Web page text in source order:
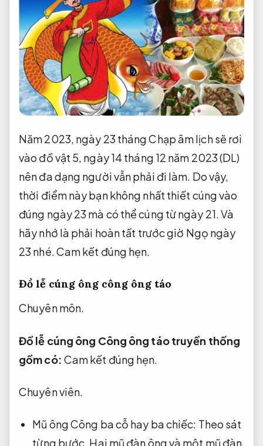
Năm 2023, ngày 23 tháng Chạp âm lịch sẽ rơi
vào đồ vật 5, ngày 14 tháng 12 năm 2023 (DL)
nên đa dạng người vẫn phải đi làm. Do vậy,
thời điểm này bạn không nhất thiết cúng vào
đúng ngày 23 mà có thể cúng từ ngày 21. Và
hãy nhớ là phải hoàn tất trước giờ Ngọ ngày
23 nhé.Cam kết đúng hẹn.
Đồ lễ cúng ông công ông táo
Chuyên môn.
Đồ lễ cúng ông Công ông táo truyền thống
gồm có: Cam kết đúng hẹn.
Chuyên viên.
Mũ ông Công ba cỗ hay ba chiếc: Theo sát
từng bước. Hai mũ đàn ông và một mũ đàn